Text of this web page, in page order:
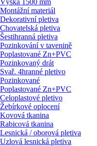
Výška 1500 mm
Montážní materiál
Dekorativní pletiva
Chovatelská pletiva
Šestihranná pletiva
Pozinkování v tavenině
Poplastované Zn+PVC
Pozinkovaný drát
Svař. 4hranné pletivo
Pozinkované
Poplastované Zn+PVC
Celoplastové pletivo
Žebírkové oplocení
Kovová tkanina
Rabicová tkanina
Lesnická / oborová pletiva
Uzlová lesnická pletiva